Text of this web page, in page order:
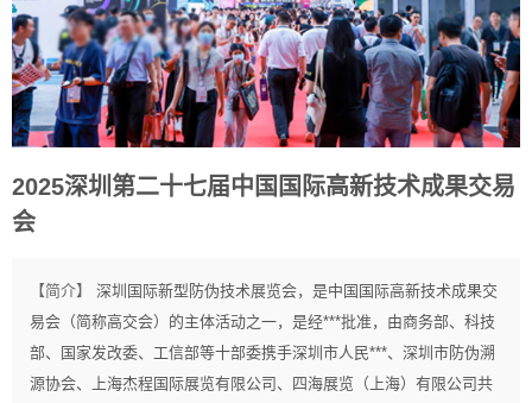
2025深圳第二十七届中国国际高新技术成果交易
会
【简介】
深圳国际新型防伪技术展览会，是中国国际高新技术成果交
易会（简称高交会）的主体活动之一，是经***批准，由商务部、科技
部、国家发改委、工信部等十部委携手深圳市人民***、深圳市防伪溯
源协会、上海杰程国际展览有限公司、四海展览（上海）有限公司共